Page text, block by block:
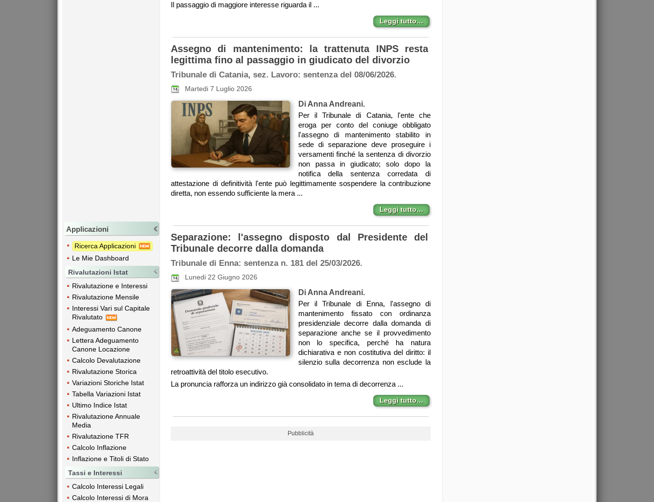
Applicazioni
Ricerca Applicazioni
Le Mie Dashboard
Rivalutazioni Istat
Rivalutazione e Interessi
Rivalutazione Mensile
Interessi Vari sul Capitale
Rivalutato
Adeguamento Canone
Lettera Adeguamento
Canone Locazione
Calcolo Devalutazione
Rivalutazione Storica
Variazioni Storiche Istat
Tabella Variazioni Istat
Ultimo Indice Istat
Rivalutazione Annuale
Media
Rivalutazione TFR
Calcolo Inflazione
Inflazione e Titoli di Stato
Tassi e Interessi
Calcolo Interessi Legali
Calcolo Interessi di Mora
Il passaggio di maggiore interesse riguarda il ...
Leggi tutto…
Assegno di mantenimento: la trattenuta INPS resta
legittima fino al passaggio in giudicato del divorzio
Tribunale di Catania, sez. Lavoro: sentenza del 08/06/2026.
Martedi 7 Luglio 2026
Di Anna Andreani.
Per il Tribunale di Catania, l'ente che
eroga per conto del coniuge obbligato
l'assegno di mantenimento stabilito in
sede di separazione deve proseguire i
versamenti finché la sentenza di divorzio
non passa in giudicato; solo dopo la
notifica della sentenza corredata di
attestazione di definitività l'ente può legittimamente sospendere la contribuzione
diretta, non essendo sufficiente la mera ...
Leggi tutto…
Separazione: l'assegno disposto dal Presidente del
Tribunale decorre dalla domanda
Tribunale di Enna: sentenza n. 181 del 25/03/2026.
Lunedi 22 Giugno 2026
Di Anna Andreani.
Per il Tribunale di Enna, l'assegno di
mantenimento fissato con ordinanza
presidenziale decorre dalla domanda di
separazione anche se il provvedimento
non lo specifica, perché ha natura
dichiarativa e non costitutiva del diritto: il
silenzio sulla decorrenza non esclude la
retroattività del titolo esecutivo.
La pronuncia rafforza un indirizzo già consolidato in tema di decorrenza ...
Leggi tutto…
Pubblicità